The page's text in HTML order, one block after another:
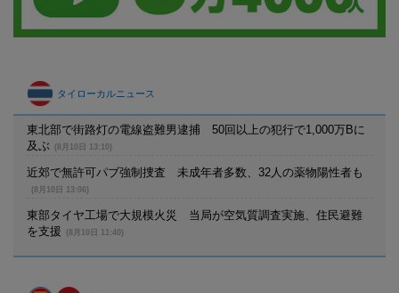
タイローカルニュース
東北部で街路灯の電線盗難男逮捕 50回以上の犯行で1,000万Bに
及ぶ
(8月10日 13:10)
近郊で無許可パブ強制捜査 未成年者多数、32人の薬物陽性者も
(8月10日 13:06)
東部タイヤ工場で大規模火災 当局が空気質調査実施、住民避難
を支援
(8月10日 11:40)